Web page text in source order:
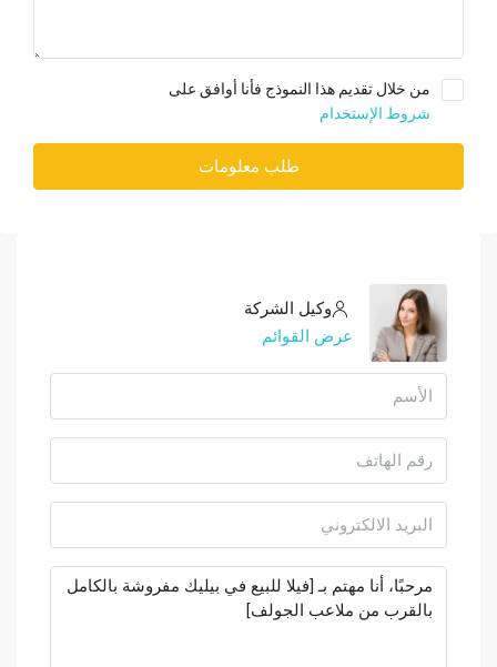
من خلال تقديم هذا النموذج فأنا أوافق على
شروط الإستخدام
طلب معلومات
وكيل الشركة
عرض القوائم